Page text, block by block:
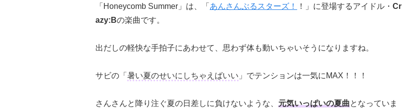
「Honeycomb Summer」は、「 あんさんぶるスターズ！ ！」に登場するアイドル・ Cr
azy:Bの楽曲です。
出だしの軽快な手拍子にあわせて、思わず体も動いちゃいそうになりますね。
サビの「 暑い夏のせいにしちゃえばいい 」でテンションは一気にMAX！！！
さんさんと降り注ぐ夏の日差しに負けないような、 元気いっぱいの夏曲となっていま